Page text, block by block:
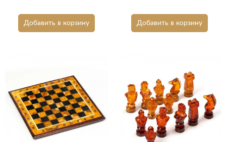
Добавить в корзину Добавить в корзину